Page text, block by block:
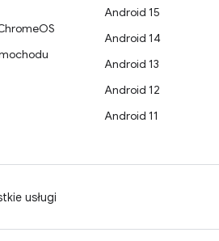
Android 15
Android 14
Android 13
Android 12
Android 11
usługi